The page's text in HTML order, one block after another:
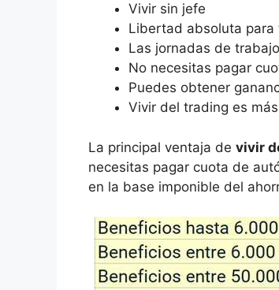
Vivir sin jefe
Libertad absoluta para
Las jornadas de
No necesitas pagar
Puedes obtener
Vivir del trading es
La principal ventaja de vivir
necesitas pagar cuota de
en la base imponible del